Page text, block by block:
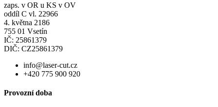
zaps. v OR u KS v OV
oddíl C vl. 22966
4. května 2186
755 01 Vsetín
IČ: 25861379
DIČ: CZ25861379
info@laser-cut.cz
+420 775 900 920
Provozní doba